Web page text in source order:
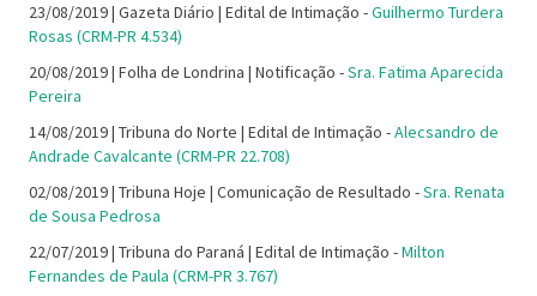
23/08/2019 | Gazeta Diário | Edital de Intimação -Guilhermo Turdera
Rosas (CRM-PR 4.534)
20/08/2019 | Folha de Londrina | Notificação -Sra. Fatima Aparecida
Pereira
14/08/2019 | Tribuna do Norte | Edital de Intimação -Alecsandro de
Andrade Cavalcante (CRM-PR 22.708)
02/08/2019 | Tribuna Hoje | Comunicação de Resultado -Sra. Renata
de Sousa Pedrosa
22/07/2019 | Tribuna do Paraná | Edital de Intimação -Milton
Fernandes de Paula (CRM-PR 3.767)